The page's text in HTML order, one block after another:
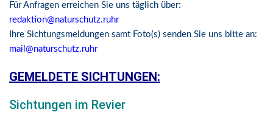
Für Anfragen erreichen Sie uns täglich über:
redaktion@naturschutz.ruhr
Ihre Sichtungsmeldungen samt Foto(s) senden Sie uns bitte an:
mail@naturschutz.ruhr
GEMELDETE SICHTUNGEN:
Sichtungen im Revier